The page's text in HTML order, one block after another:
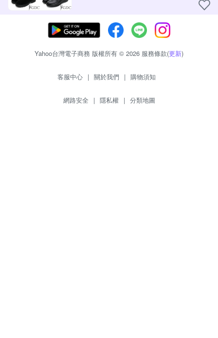
Yahoo台灣電子商務 版權所有 © 2026 服務條款(更新)
客服中心 | 關於我們 | 購物須知
網路安全 | 隱私權 | 分類地圖